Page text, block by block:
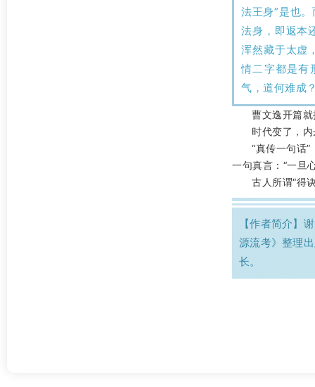
法王身”是也
法身，即返本
浑然藏于太虚
情二字都是有
气，道何难成
曹文逸开篇
时代变了，
“真传一句话
一句真言：“一旦
古人所谓“得
【作者简介】
源流考》整理
长。